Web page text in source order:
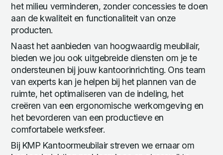
het milieu verminderen, zonder concessies te doen
aan de kwaliteit en functionaliteit van onze
producten.
Naast het aanbieden van hoogwaardig meubilair,
bieden we jou ook uitgebreide diensten om je te
ondersteunen bij jouw kantoorinrichting. Ons team
van experts kan je helpen bij het plannen van de
ruimte, het optimaliseren van de indeling, het
creëren van een ergonomische werkomgeving en
het bevorderen van een productieve en
comfortabele werksfeer.
Bij KMP Kantoormeubilair streven we ernaar om